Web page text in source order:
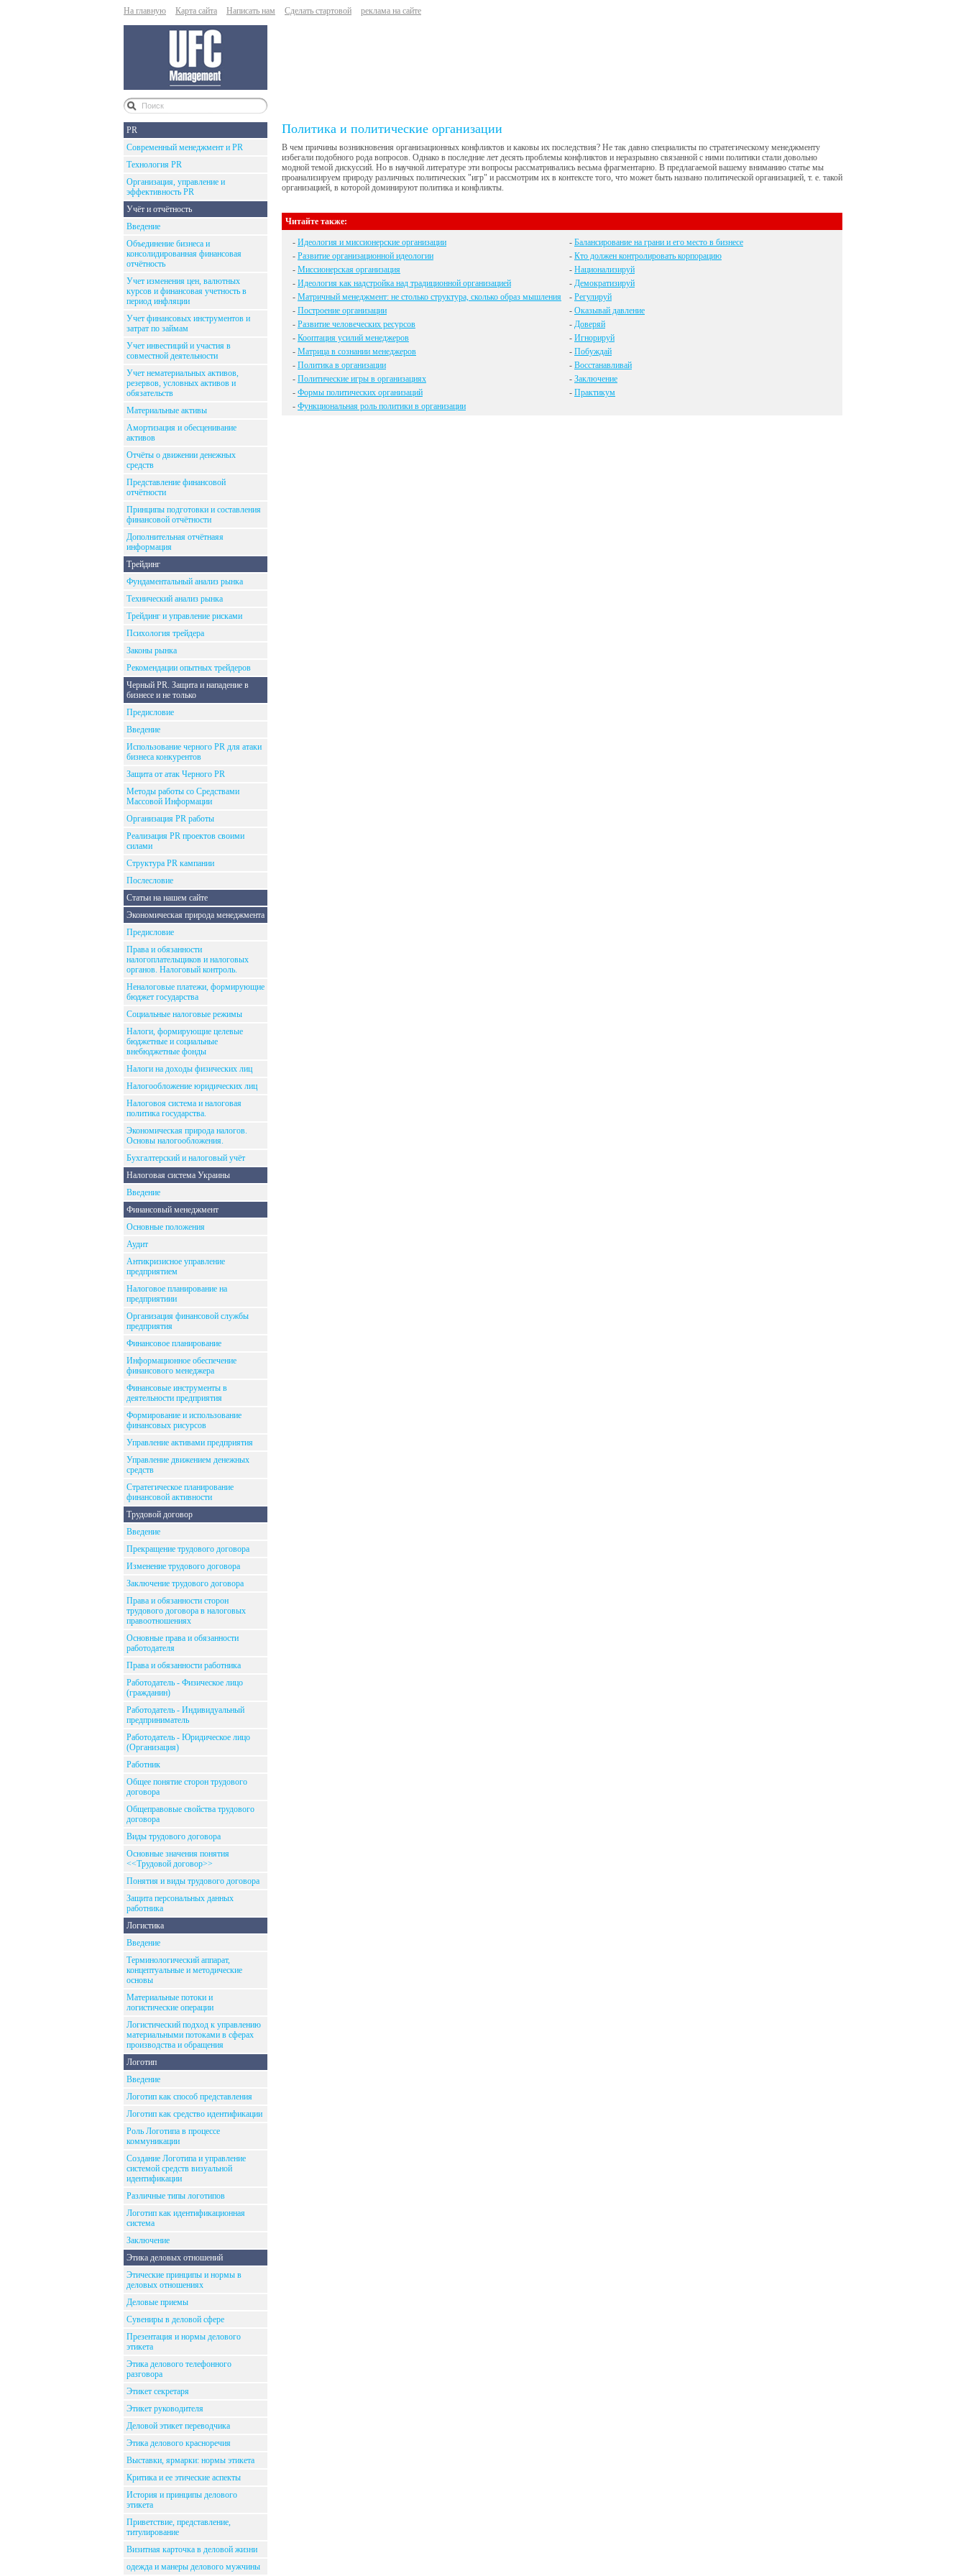
На главную Карта сайта Написать нам Сделать стартовой реклама на сайте
PR
Современный менеджмент и PR
Технология PR
Организация, управление и
эффективность PR
Учёт и отчётность
Введение
Объединение бизнеса и
консолидированная финансовая
отчётность
Учет изменения цен, валютных
курсов и финансовая учетность в
период инфляции
Учет финансовых инструментов и
затрат по займам
Учет инвестиций и участия в
совместной деятельности
Учет нематериальных активов,
резервов, условных активов и
обязательств
Материальные активы
Амортизация и обесценивание
активов
Отчёты о движении денежных
средств
Представление финансовой
отчётности
Принципы подготовки и составления
финансовой отчётности
Дополнительная отчётнаяя
информация
Трейдинг
Фундаментальный анализ рынка
Технический анализ рынка
Трейдинг и управление рисками
Психология трейдера
Законы рынка
Рекомендации опытных трейдеров
Черный PR. Защита и нападение в
бизнесе и не только
Предисловие
Введение
Использование черного PR для атаки
бизнеса конкурентов
Защита от атак Черного PR
Методы работы со Средствами
Массовой Информации
Организация PR работы
Реализация PR проектов своими
силами
Структура PR кампании
Послесловие
Статьи на нашем сайте
Экономическая природа менеджмента
Предисловие
Права и обязанности
налогоплательщиков и налоговых
органов. Налоговый контроль.
Неналоговые платежи, формирующие
бюджет государства
Социальные налоговые режимы
Налоги, формирующие целевые
бюджетные и социальные
внебюджетные фонды
Налоги на доходы физических лиц
Налогообложение юридических лиц
Налоговоя система и налоговая
политика государства.
Экономическая природа налогов.
Основы налогообложения.
Бухгалтерский и налоговый учёт
Налоговая система Украины
Введение
Финансовый менеджмент
Основные положения
Аудит
Антикризисное управление
предприятием
Налоговое планирование на
предприятиии
Организация финансовой службы
предприятия
Финансовое планирование
Информационное обеспечение
финансового менеджера
Финансовые инструменты в
деятельности предприятия
Формирование и использование
финансовых рисурсов
Управление активами предприятия
Управление движением денежных
средств
Стратегическое планирование
финансовой активности
Трудовой договор
Введение
Прекращение трудового договора
Изменение трудового договора
Заключение трудового договора
Права и обязанности сторон
трудового договора в налоговых
правоотношениях
Основные права и обязанности
работодателя
Права и обязанности работника
Работодатель - Физическое лицо
(гражданин)
Работодатель - Индивидуальный
предприниматель
Работодатель - Юридическое лицо
(Организация)
Работник
Общее понятие сторон трудового
договора
Общеправовые свойства трудового
договора
Виды трудового договора
Основные значения понятия
<<Трудовой договор>>
Понятия и виды трудового договора
Защита персональных данных
работника
Логистика
Введение
Терминологический аппарат,
концептуальные и методические
основы
Материальные потоки и
логистические операции
Логистический подход к управлению
материальными потоками в сферах
производства и обращения
Логотип
Введение
Логотип как способ представления
Логотип как средство идентификации
Роль Логотипа в процессе
коммуникации
Создание Логотипа и управление
системой средств визуальной
идентификации
Различные типы логотипов
Логотип как идентификационная
система
Заключение
Этика деловых отношений
Этические принципы и нормы в
деловых отношениях
Деловые приемы
Сувениры в деловой сфере
Презентация и нормы делового
этикета
Этика делового телефонного
разговора
Этикет секретаря
Этикет руководителя
Деловой этикет переводчика
Этика делового красноречия
Выставки, ярмарки: нормы этикета
Критика и ее этические аспекты
История и принципы делового
этикета
Приветствие, представление,
титулирование
Визитная карточка в деловой жизни
одежда и манеры делового мужчины
Политика и политические организации
В чем причины возникновения организационных конфликтов и каковы их последствия? Не так давно специалисты по стратегическому менеджменту
избегали подобного рода вопросов. Однако в последние лет десять проблемы конфликтов и неразрывно связанной с ними политики стали довольно
модной темой дискуссий. Но в научной литературе эти вопросы рассматривались весьма фрагментарно. В предлагаемой вашему вниманию статье мы
проанализируем природу различных политических "игр" и рассмотрим их в контексте того, что может быть названо политической организацией, т. е. такой
организацией, в которой доминируют политика и конфликты.
Читайте также:
- Идеология и миссионерские организации
- Развитие организационной идеологии
- Миссионерская организация
- Идеология как надстройка над традиционной организацией
- Матричный менеджмент: не столько структура, сколько образ мышления
- Построение организации
- Развитие человеческих ресурсов
- Кооптация усилий менеджеров
- Матрица в сознании менеджеров
- Политика в организации
- Политические игры в организациях
- Формы политических организаций
- Функциональная роль политики в организации
- Балансирование на грани и его место в бизнесе
- Кто должен контролировать корпорацию
- Национализируй
- Демократизируй
- Регулируй
- Оказывай давление
- Доверяй
- Игнорируй
- Побуждай
- Восстанавливай
- Заключение
- Практикум